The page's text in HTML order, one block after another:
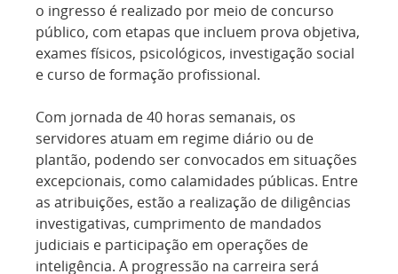
o ingresso é realizado por meio de concurso
público, com etapas que incluem prova objetiva,
exames físicos, psicológicos, investigação social
e curso de formação profissional.
Com jornada de 40 horas semanais, os
servidores atuam em regime diário ou de
plantão, podendo ser convocados em situações
excepcionais, como calamidades públicas. Entre
as atribuições, estão a realização de diligências
investigativas, cumprimento de mandados
judiciais e participação em operações de
inteligência. A progressão na carreira será